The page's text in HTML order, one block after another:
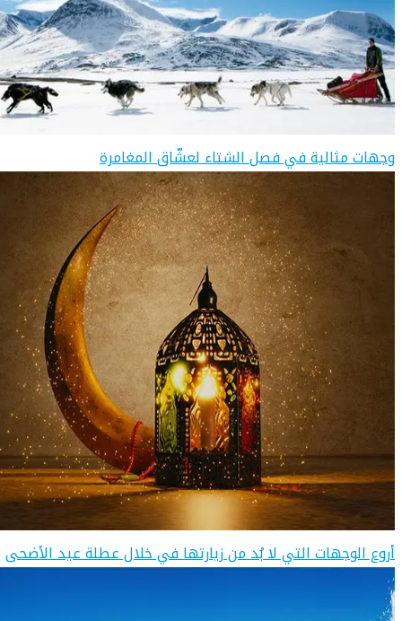
وجهات مثالية في فصل الشتاء لعشّاق المغامرة
أروع الوجهات التي لا بُد من زيارتها في خلال عطلة عيد الأضحى